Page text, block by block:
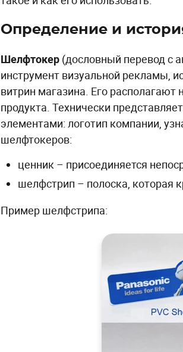
Определение и
Шелфтокер (дословный перевод с
инструмент визуальной рекламы,
витрин магазина. Его располагают
продукта. Технически
элементами: логотип компании,
шелфтокеров:
ценник – присоединяется
шелфстрип – полоска, которая
Пример шелфстрипа: